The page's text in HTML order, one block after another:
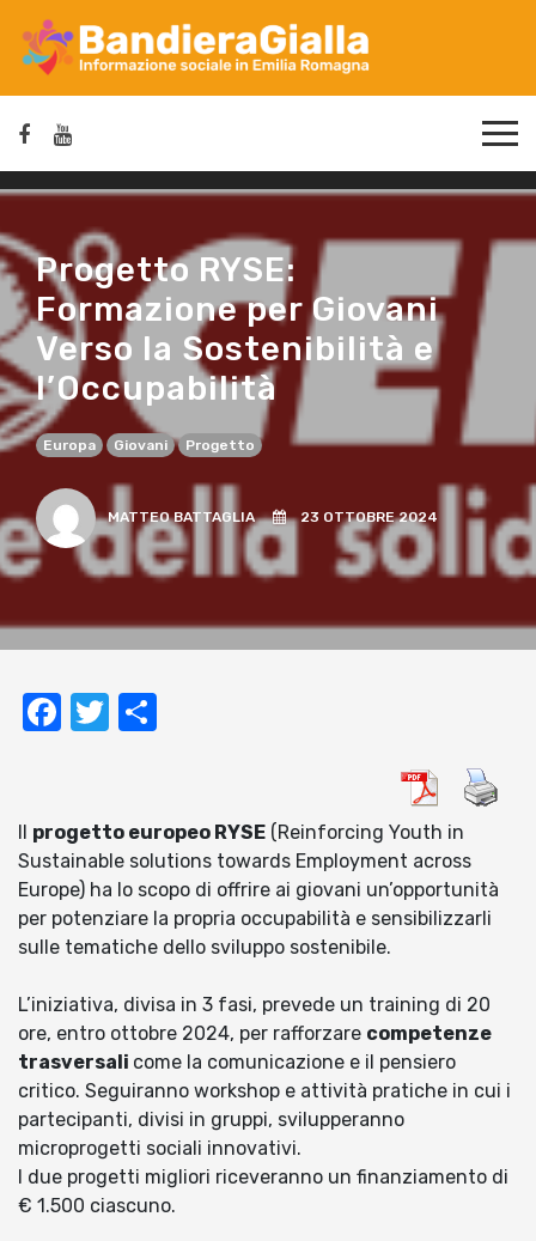
Progetto RYSE:
Formazione per Giovani
Verso la Sostenibilità e
l’Occupabilità
Europa Giovani Progetto
MATTEO BATTAGLIA 23 OTTOBRE 2024
Facebook
Twitter
progetto europeo RYSE (Reinforcing Youth in
Sustainable solutions towards Employment across
Europe) ha lo scopo di offrire ai giovani un’opportunità
per potenziare la propria occupabilità e sensibilizzarli
sulle tematiche dello sviluppo sostenibile.
L’iniziativa, divisa in 3 fasi, prevede un training di 20
ore, entro ottobre 2024, per rafforzare competenze
trasversali come la comunicazione e il pensiero
critico. Seguiranno workshop e attività pratiche in cui i
partecipanti, divisi in gruppi, svilupperanno
microprogetti sociali innovativi.
I due progetti migliori riceveranno un finanziamento di
€ 1.500 ciascuno.